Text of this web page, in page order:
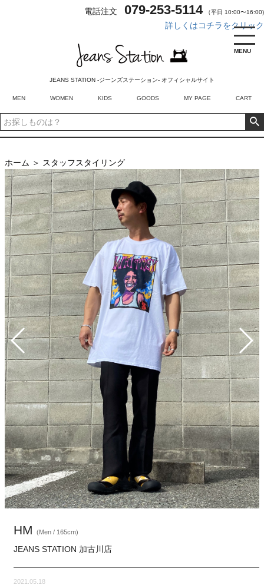
電話注文 079-253-5114 （平日 10:00〜16:00)
詳しくはコチラをクリック
JEANS STATION -ジーンズステーション- オフィシャルサイト
MEN WOMEN KIDS GOODS MY PAGE CART
MENU
ホーム ＞ スタッフスタイリング
HM (Men / 165cm)
JEANS STATION 加古川店
2021.05.18